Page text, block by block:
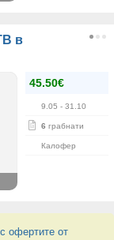
в
45.50€
9.05 - 31.10
6 грабнати
Калофер
офертите от